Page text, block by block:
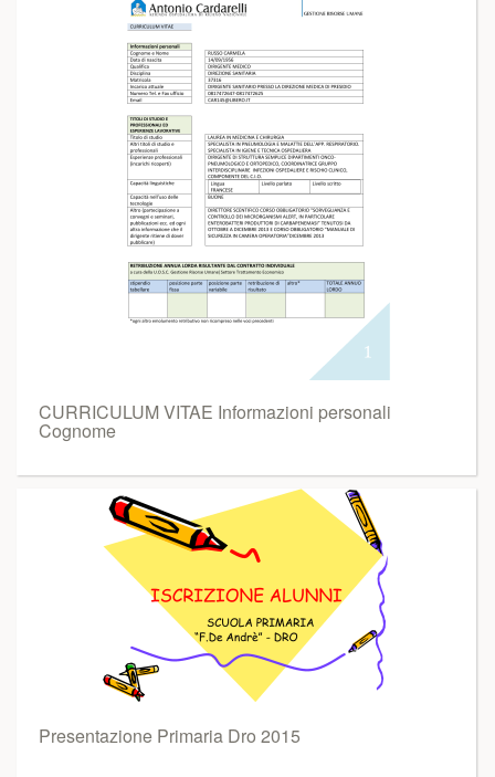
CURRICULUM VITAE Informazioni personali
Cognome
Presentazione Primaria Dro 2015